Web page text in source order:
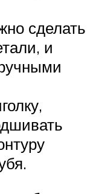
сделать
и